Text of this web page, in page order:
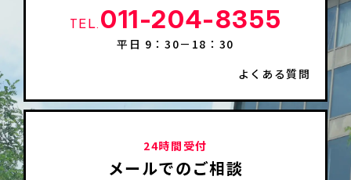
TEL. 011-204-8355
平日 9：30－18：30
よくある質問
24時間受付
メールでのご相談